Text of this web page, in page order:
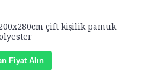
çift kişilik pamuk
Fiyat Alın